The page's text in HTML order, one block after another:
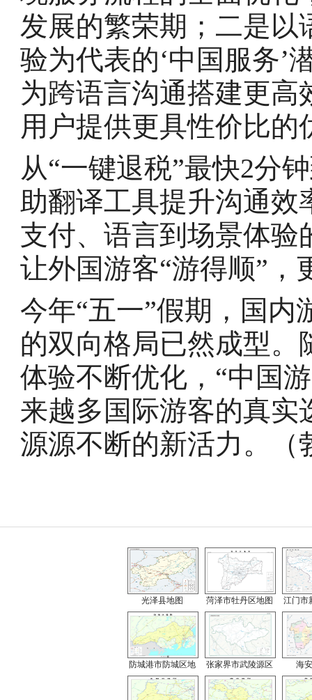
发展的繁荣期；二是以
验为代表的‘中国服务’
为跨语言沟通搭建更
用户提供更具性价比的
从“一键退税”最快2分
助翻译工具提升沟通效
支付、语言到场景体验
让外国游客“游得顺”，
今年“五一”假期，国
的双向格局已然成型
体验不断优化，“中国
来越多国际游客的真实
源源不断的新活力。（
光泽县地图 菏泽市牡丹区地图 江门市
防城港市防城区地 张家界市武陵源区 海